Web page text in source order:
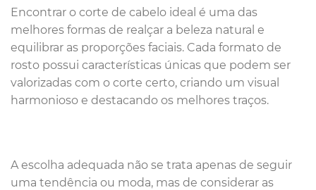
Encontrar o corte de cabelo ideal é uma das
melhores formas de realçar a beleza natural e
equilibrar as proporções faciais. Cada formato de
rosto possui características únicas que podem ser
valorizadas com o corte certo, criando um visual
harmonioso e destacando os melhores traços.
A escolha adequada não se trata apenas de seguir
uma tendência ou moda, mas de considerar as